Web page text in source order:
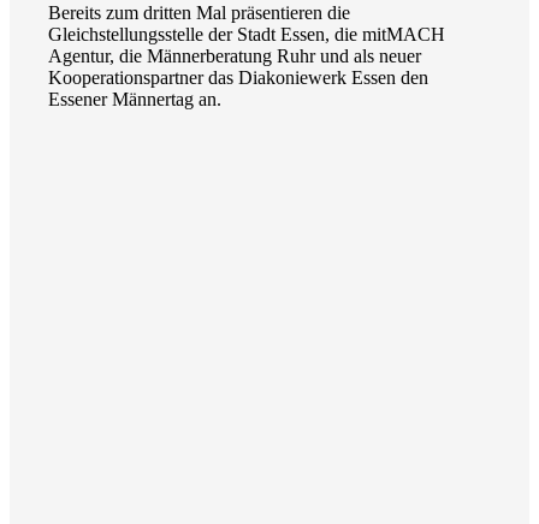
Bereits zum dritten Mal präsentieren die
Gleichstellungsstelle der Stadt Essen, die mitMACH
Agentur, die Männerberatung Ruhr und als neuer
Kooperationspartner das Diakoniewerk Essen den
Essener Männertag an.